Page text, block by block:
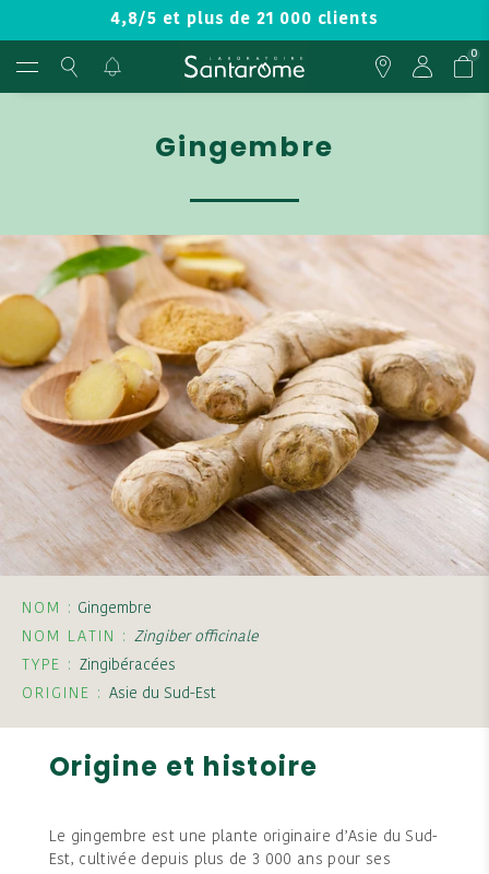
4,8/5 et plus de 21 000 clients
0
Gingembre
NOM : Gingembre
NOM LATIN : Zingiber officinale
TYPE : Zingibéracées
ORIGINE : Asie du Sud-Est
Origine et histoire
Le gingembre est une plante originaire d’Asie du Sud-
Est, cultivée depuis plus de 3 000 ans pour ses